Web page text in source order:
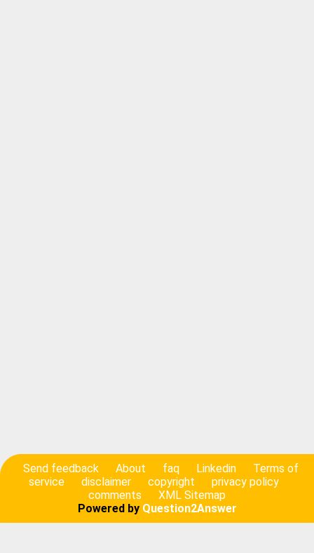
Send feedback About faq Linkedin
Terms of
service
disclaimer copyright
privacy policy
comments
XML Sitemap
Powered by Question2Answer